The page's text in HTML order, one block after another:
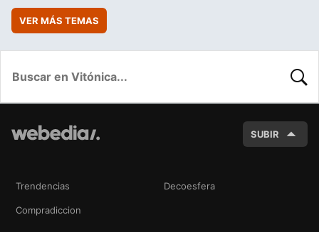
VER MÁS TEMAS
SUBIR
Trendencias Decoesfera
Compradiccion